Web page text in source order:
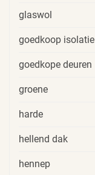
glaswol
goedkoop isolatie
goedkope deuren
groene
harde
hellend dak
hennep